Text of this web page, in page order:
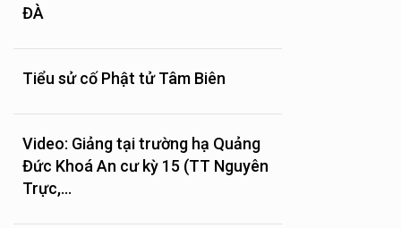
ĐÀ
Tiểu sử cố Phật tử Tâm Biên
Video: Giảng tại trường hạ Quảng
Đức Khoá An cư kỳ 15 (TT Nguyên
Trực,...